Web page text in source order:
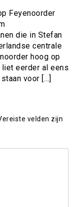
Feyenoorder
die in Stefan
centrale
hoog op
eerder al eens
voor […]
velden zijn